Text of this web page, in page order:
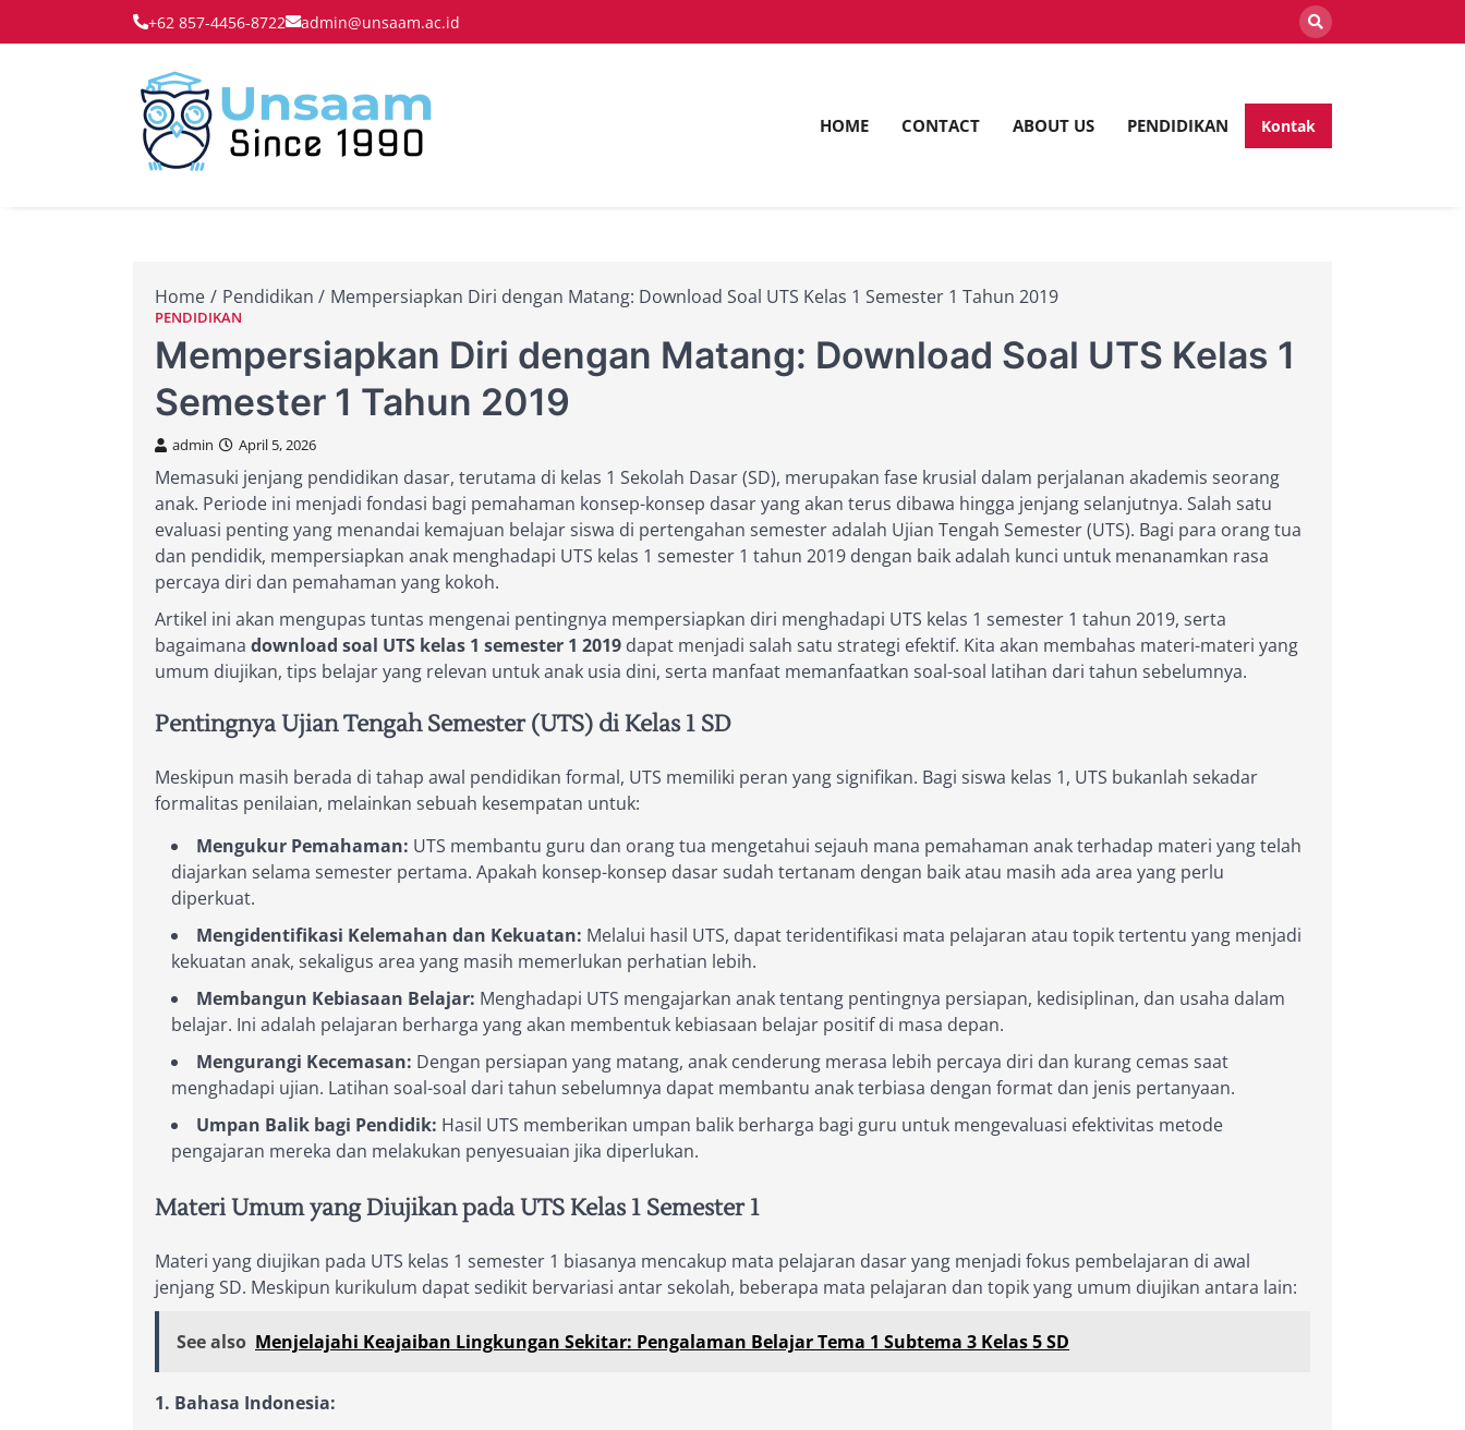
to
+62 857-4456-8722 admin@unsaam.ac.id
Membentuk Pemimpin Masa Depan dengan Inovasi dan Keunggulan
HOME CONTACT ABOUT US PENDIDIKAN Kontak
Home Pendidikan Mempersiapkan Diri dengan Matang: Download Soal UTS Kelas 1 Semester 1 Tahun 2019
PENDIDIKAN
Mempersiapkan Diri dengan Matang: Download Soal UTS Kelas 1
Semester 1 Tahun 2019
admin April 5, 2026
Memasuki jenjang pendidikan dasar, terutama di kelas 1 Sekolah Dasar (SD), merupakan fase krusial dalam perjalanan akademis seorang
anak. Periode ini menjadi fondasi bagi pemahaman konsep-konsep dasar yang akan terus dibawa hingga jenjang selanjutnya. Salah satu
evaluasi penting yang menandai kemajuan belajar siswa di pertengahan semester adalah Ujian Tengah Semester (UTS). Bagi para orang tua
dan pendidik, mempersiapkan anak menghadapi UTS kelas 1 semester 1 tahun 2019 dengan baik adalah kunci untuk menanamkan rasa
percaya diri dan pemahaman yang kokoh.
Artikel ini akan mengupas tuntas mengenai pentingnya mempersiapkan diri menghadapi UTS kelas 1 semester 1 tahun 2019, serta
bagaimana download soal UTS kelas 1 semester 1 2019 dapat menjadi salah satu strategi efektif. Kita akan membahas materi-materi yang
umum diujikan, tips belajar yang relevan untuk anak usia dini, serta manfaat memanfaatkan soal-soal latihan dari tahun sebelumnya.
Pentingnya Ujian Tengah Semester (UTS) di Kelas 1 SD
Meskipun masih berada di tahap awal pendidikan formal, UTS memiliki peran yang signifikan. Bagi siswa kelas 1, UTS bukanlah sekadar
formalitas penilaian, melainkan sebuah kesempatan untuk:
Mengukur Pemahaman: UTS membantu guru dan orang tua mengetahui sejauh mana pemahaman anak terhadap materi yang telah
diajarkan selama semester pertama. Apakah konsep-konsep dasar sudah tertanam dengan baik atau masih ada area yang perlu
diperkuat.
Mengidentifikasi Kelemahan dan Kekuatan: Melalui hasil UTS, dapat teridentifikasi mata pelajaran atau topik tertentu yang menjadi
kekuatan anak, sekaligus area yang masih memerlukan perhatian lebih.
Membangun Kebiasaan Belajar: Menghadapi UTS mengajarkan anak tentang pentingnya persiapan, kedisiplinan, dan usaha dalam
belajar. Ini adalah pelajaran berharga yang akan membentuk kebiasaan belajar positif di masa depan.
Mengurangi Kecemasan: Dengan persiapan yang matang, anak cenderung merasa lebih percaya diri dan kurang cemas saat
menghadapi ujian. Latihan soal-soal dari tahun sebelumnya dapat membantu anak terbiasa dengan format dan jenis pertanyaan.
Umpan Balik bagi Pendidik: Hasil UTS memberikan umpan balik berharga bagi guru untuk mengevaluasi efektivitas metode
pengajaran mereka dan melakukan penyesuaian jika diperlukan.
Materi Umum yang Diujikan pada UTS Kelas 1 Semester 1
Materi yang diujikan pada UTS kelas 1 semester 1 biasanya mencakup mata pelajaran dasar yang menjadi fokus pembelajaran di awal
jenjang SD. Meskipun kurikulum dapat sedikit bervariasi antar sekolah, beberapa mata pelajaran dan topik yang umum diujikan antara lain:
See also Menjelajahi Keajaiban Lingkungan Sekitar: Pengalaman Belajar Tema 1 Subtema 3 Kelas 5 SD
1. Bahasa Indonesia: